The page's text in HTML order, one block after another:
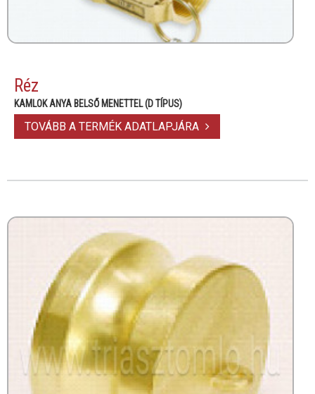
Réz
KAMLOK ANYA BELSŐ MENETTEL (D TÍPUS)
TOVÁBB A TERMÉK ADATLAPJÁRA